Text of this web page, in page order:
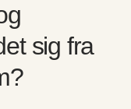
sig fra